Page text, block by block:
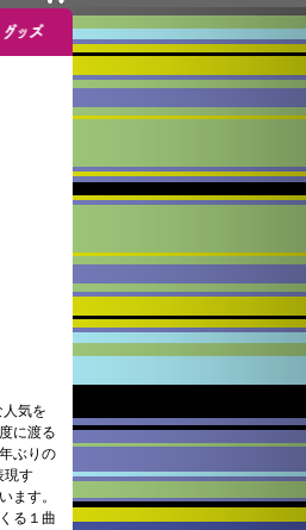
気を
に渡る
ぶりの
現す
ます。
る１曲